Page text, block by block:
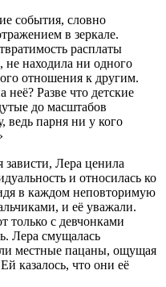
события, словно
в зеркале.
расплаты
не находила ни одного
отношения к другим.
Разве что детские
до масштабов
ведь парня ни у кого
Лера ценила
и относилась ко
в каждом неповторимую
и еë уважали.
с девчонками
Лера смущалась
местные пацаны, ощущая
казалось, что они еë